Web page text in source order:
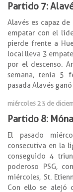
Partido 7:
Alavés es capaz
empatar con el
pierde frente a
local lleva 3
por el descenso.
semana, tenía 5
pasada Alavés
miércoles 23 de
Partido 8:
El pasado
consecutiva en la
conseguido 4
poderoso PSG,
miércoles, St.
Con ello se alejó